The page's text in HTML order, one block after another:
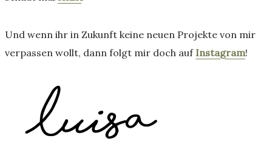
Und wenn ihr in Zukunft keine neuen Projekte von mir
verpassen wollt, dann folgt mir doch auf Instagram!